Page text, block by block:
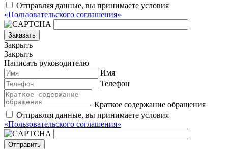
Отправляя данные, вы принимаете условия
«Пользовательского соглашения»
Заказать
Закрыть
Закрыть
Написать руководителю
Имя
Телефон
Краткое содержание обращения
Отправляя данные, вы принимаете условия
«Пользовательского соглашения»
Отправить